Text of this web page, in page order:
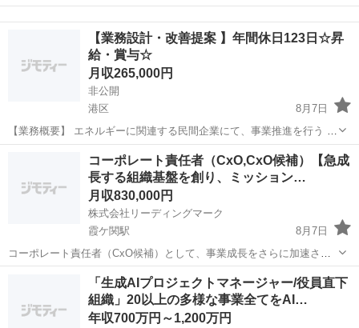
与へ反映します。営業は18時30分まで。六本木の落ち着いた少人数サ
ロンで、これまでの経験を活かしながら、お客様一人ひとりと長く向
き合えるスタイリ...【業務設計・改善提案 】年間休日123日☆昇
給・賞与☆
月収265,000円
非公開
港区
8月7日
【業務概要】 エネルギーに関連する民間企業にて、事業推進を行う ビ
ジネス支援として事業企画、運用設計、業務構築・ 改善等に携わり、
BPOの強みをフルに活かし顧客先で 必要な業務をデジタルスキルを活
用して遂行いただ...
経営企画 業務
コーポレート責任者（CxO,CxO候補）【急成
長する組織基盤を創り、ミッション…
月収830,000円
株式会社リーディングマーク
霞ケ関駅
8月7日
コーポレート責任者（CxO候補）として、事業成長をさらに加速させ
るコーポレート機能を創り、経営陣と共にリーディングマークを次の
ステージへ導いていただきます。 職種カテゴリー 企画・マーケティン
グ・経営・管理職/経営企...
霞ケ関駅 経営企画
「生成AIプロジェクトマネージャー/役員直下
組織」20以上の多様な事業全てをAI…
年収700万円～1,200万円